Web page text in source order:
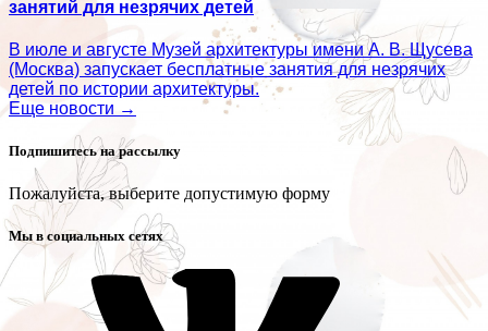
занятий для незрячих детей
В июле и августе Музей архитектуры имени А. В. Щусева
(Москва) запускает бесплатные занятия для незрячих
детей по истории архитектуры.
Еще новости →
Подпишитесь на рассылку
Пожалуйста, выберите допустимую форму
Мы в социальных сетях